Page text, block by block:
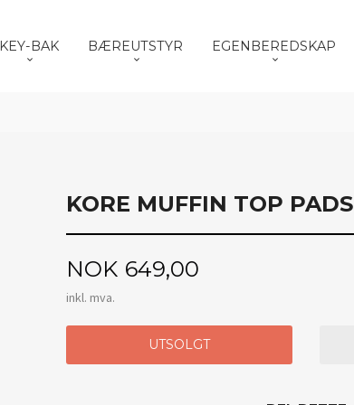
KEY-BAK BÆREUTSTYR EGENBEREDSKAP
KORE MUFFIN TOP PADS
Pris
NOK 649,00
inkl. mva.
UTSOLGT